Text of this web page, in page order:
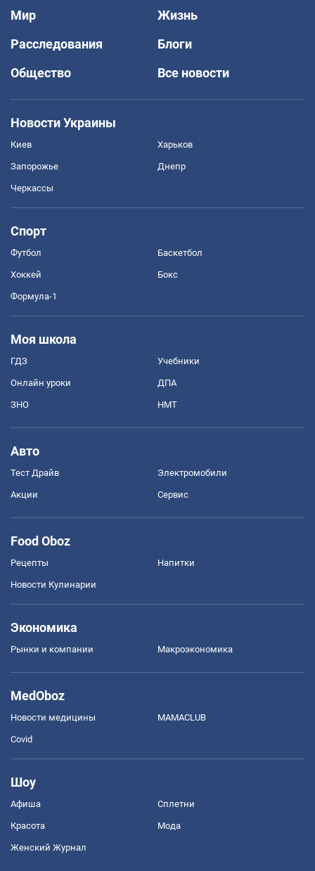
Мир
Жизнь
Расследования
Блоги
Общество
Все новости
Новости Украины
Киев Харьков
Запорожье Днепр
Черкассы
Спорт
Футбол Баскетбол
Хоккей Бокс
Формула-1
Моя школа
ГДЗ Учебники
Онлайн уроки ДПА
ЗНО НМТ
Авто
Тест Драйв Электромобили
Акции Сервис
Food Oboz
Рецепты Напитки
Новости Кулинарии
Экономика
Рынки и компании Mакроэкономика
MedOboz
Новости медицины MAMACLUB
Covid
Шоу
Афиша Сплетни
Красота Мода
Женский Журнал